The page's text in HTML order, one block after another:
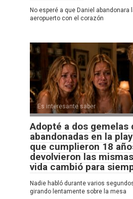
No esperé a que Daniel abandonara
aeropuerto con el corazón
Es interesante saber
Adopté a dos gemelas
abandonadas en la
que cumplieron 18
devolvieron las
vida cambió para
Nadie habló durante varios
girando lentamente sobre la mesa